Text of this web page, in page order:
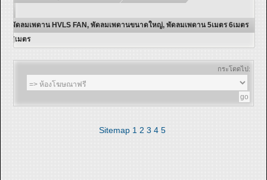
พัดลมเพดาน HVLS FAN, พัดลมเพดานขนาดใหญ่, พัดลมเพดาน 5เมตร 6เมตร
7เมตร
กระโดดไป:
Sitemap 1 2 3 4 5